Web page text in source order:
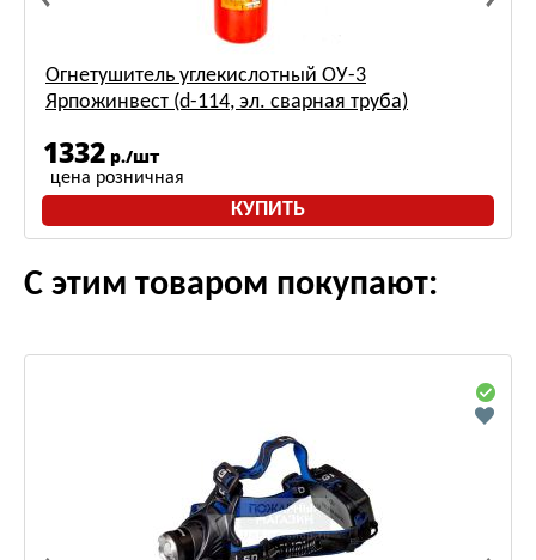
Огнетушитель углекислотный ОУ-3
Ярпожинвест (d-114, эл. сварная труба)
1332 р./шт
цена розничная
КУПИТЬ
С этим товаром покупают: